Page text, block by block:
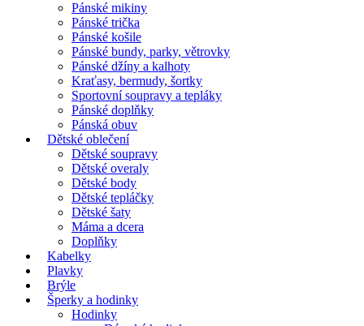
Pánské mikiny
Pánské trička
Pánské košile
Pánské bundy, parky, větrovky
Pánské džíny a kalhoty
Kraťasy, bermudy, šortky
Sportovní soupravy a tepláky
Pánské doplňky
Pánská obuv
Dětské oblečení
Dětské soupravy
Dětské overaly
Dětské body
Dětské tepláčky
Dětské šaty
Máma a dcera
Doplňky
Kabelky
Plavky
Brýle
Šperky a hodinky
Hodinky